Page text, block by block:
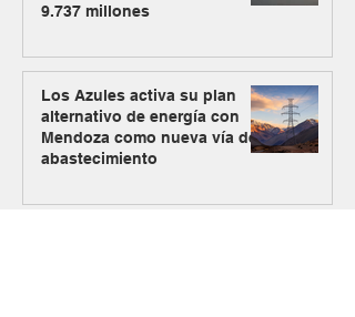
9.737 millones
Los Azules activa su plan
alternativo de energía con
Mendoza como nueva vía de
abastecimiento